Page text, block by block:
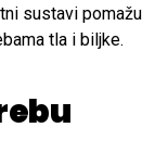
sustavi pomažu
tla i biljke.